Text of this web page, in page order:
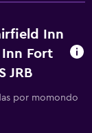
Inn
Fort
JRB
por momondo